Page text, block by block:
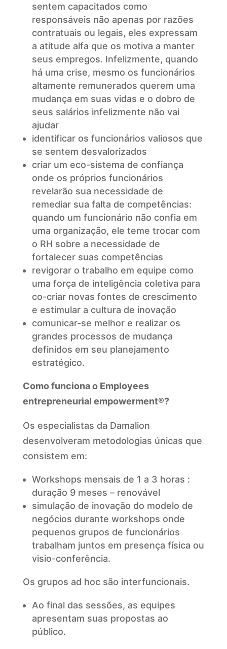
sentem capacitados como
responsáveis não apenas por razões
contratuais ou legais, eles expressam
a atitude alfa que os motiva a manter
seus empregos. Infelizmente, quando
há uma crise, mesmo os funcionários
altamente remunerados querem uma
mudança em suas vidas e o dobro de
seus salários infelizmente não vai
ajudar
identificar os funcionários valiosos que
se sentem desvalorizados
criar um eco-sistema de confiança
onde os próprios funcionários
revelarão sua necessidade de
remediar sua falta de competências:
quando um funcionário não confia em
uma organização, ele teme trocar com
o RH sobre a necessidade de
fortalecer suas competências
revigorar o trabalho em equipe como
uma força de inteligência coletiva para
co-criar novas fontes de crescimento
e estimular a cultura de inovação
comunicar-se melhor e realizar os
grandes processos de mudança
definidos em seu planejamento
estratégico.
Como funciona o Employees
entrepreneurial empowerment®?
Os especialistas da Damalion
desenvolveram metodologias únicas que
consistem em:
Workshops mensais de 1 a 3 horas :
duração 9 meses – renovável
simulação de inovação do modelo de
negócios durante workshops onde
pequenos grupos de funcionários
trabalham juntos em presença física ou
visio-conferência.
Os grupos ad hoc são interfuncionais.
Ao final das sessões, as equipes
apresentam suas propostas ao
público.